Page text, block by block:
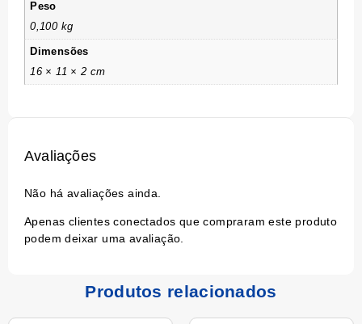
Peso
0,100 kg
Dimensões
16 × 11 × 2 cm
Avaliações
Não há avaliações ainda.
Apenas clientes conectados que compraram este produto
podem deixar uma avaliação.
Produtos relacionados